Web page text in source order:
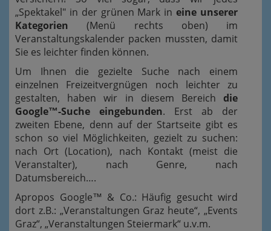
„Spektakel" in der grünen Mark ineine unserer
Kategorien (Menü rechts oben) im
Veranstaltungskalender packen mussten, damit
Sie es leichter finden können.
Um Ihnen die gezielte Suche nach einem
einzelnen Freizeitvergnügen noch leichter zu
gestalten, haben wir in diesem Bereich die
Google™-Suche eingebunden. Erst ab der
zweiten Ebene, denn auf der Startseite gibt es
schon so viel Möglichkeiten, gezielt zu suchen:
nach Ort (Location), nach Kontakt (meist die
Veranstalter), nach Genre, nach
Datumsbereich….
Apropos Google™ & Co.: Häufig gesucht wird
dort z.B.: „Veranstaltungen Graz heute“, „Events
Graz“, „Veranstaltungen Steiermark“ u.v.m.